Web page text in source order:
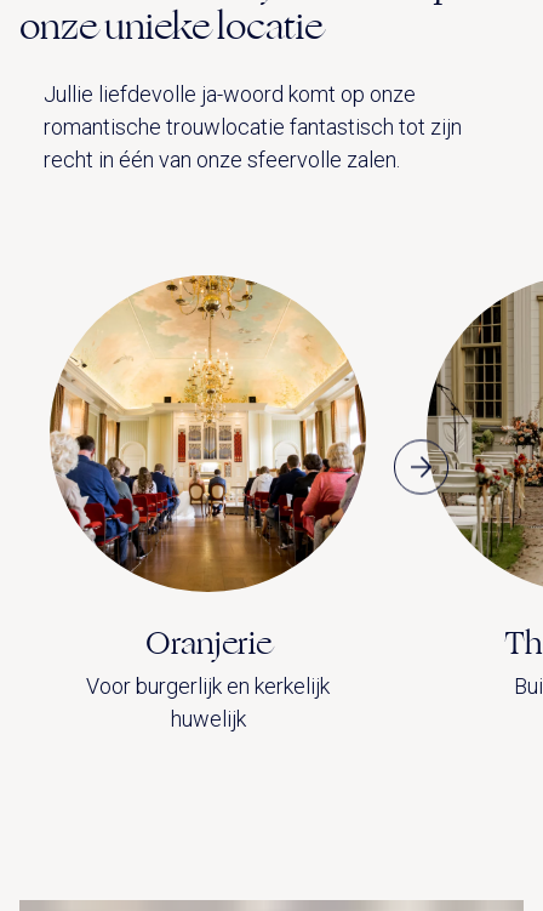
onze unieke locatie
Jullie liefdevolle ja-woord komt op onze
romantische trouwlocatie fantastisch tot zijn
recht in één van onze sfeervolle zalen.
Oranjerie
Voor burgerlijk en kerkelijk
huwelijk